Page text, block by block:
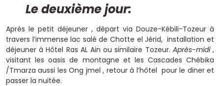
Le deuxième jour:
Après le petit déjeuner , départ via Douze-Kébili-Tozeur à
travers l’immense lac salé de Chotte el Jérid, installation et
déjeuner à Hôtel Ras AL Ain ou similaire Tozeur. Après-midi,
visitant les oasis de montagne et les Cascades Chébika
/Tmarza aussi les Ong jmel , retour à l’hôtel pour le diner et
passer la nuitée.